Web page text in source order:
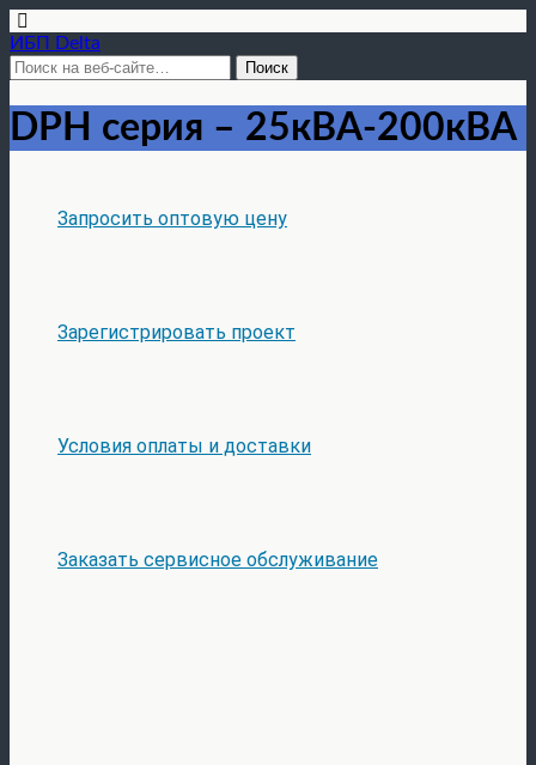
ИБП Delta
DPH серия – 25кВА-200кВА
Запросить оптовую цену
Зарегистрировать проект
Условия оплаты и доставки
Заказать сервисное обслуживание